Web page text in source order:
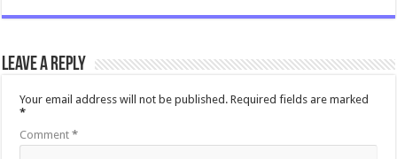
Leave a Reply
Your email address will not be published. Required fields are marked
*
Comment*